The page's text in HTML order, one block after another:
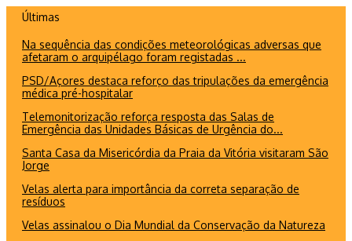
conteúdo
Últimas
Na sequência das condições meteorológicas adversas que
afetaram o arquipélago foram registadas ...
PSD/Açores destaca reforço das tripulações da emergência
médica pré-hospitalar
Telemonitorização reforça resposta das Salas de
Emergência das Unidades Básicas de Urgência do...
Santa Casa da Misericórdia da Praia da Vitória visitaram São
Jorge
Velas alerta para importância da correta separação de
resíduos
Velas assinalou o Dia Mundial da Conservação da Natureza